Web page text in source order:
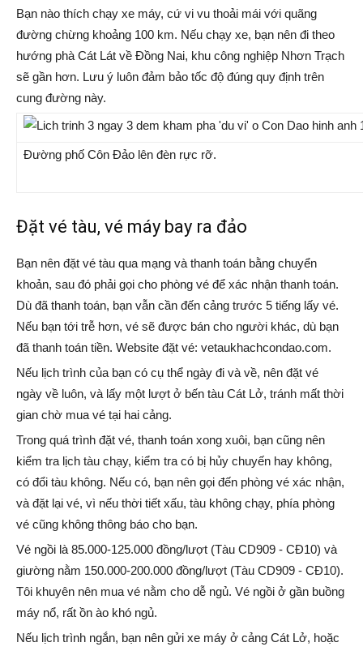
Bạn nào thích chạy xe máy, cứ vi vu thoải mái với quãng
đường chừng khoảng 100 km. Nếu chạy xe, bạn nên đi theo
hướng phà Cát Lát về Đồng Nai, khu công nghiệp Nhơn Trạch
sẽ gần hơn. Lưu ý luôn đảm bảo tốc độ đúng quy định trên
cung đường này.
Đường phố Côn Đảo lên đèn rực rỡ.
Đặt vé tàu, vé máy bay ra đảo
Bạn nên đặt vé tàu qua mạng và thanh toán bằng chuyển
khoản, sau đó phải gọi cho phòng vé để xác nhận thanh toán.
Dù đã thanh toán, bạn vẫn cần đến cảng trước 5 tiếng lấy vé.
Nếu bạn tới trễ hơn, vé sẽ được bán cho người khác, dù bạn
đã thanh toán tiền. Website đặt vé: vetaukhachcondao.com.
Nếu lịch trình của bạn có cụ thể ngày đi và về, nên đặt vé
ngày về luôn, và lấy một lượt ở bến tàu Cát Lở, tránh mất thời
gian chờ mua vé tại hai cảng.
Trong quá trình đặt vé, thanh toán xong xuôi, bạn cũng nên
kiểm tra lịch tàu chạy, kiểm tra có bị hủy chuyến hay không,
có đổi tàu không. Nếu có, bạn nên gọi đến phòng vé xác nhận,
và đặt lại vé, vì nếu thời tiết xấu, tàu không chạy, phía phòng
vé cũng không thông báo cho bạn.
Vé ngồi là 85.000-125.000 đồng/lượt (Tàu CD909 - CĐ10) và
giường nằm 150.000-200.000 đồng/lượt (Tàu CD909 - CĐ10).
Tôi khuyên nên mua vé nằm cho dễ ngủ. Vé ngồi ở gần buồng
máy nổ, rất ồn ào khó ngủ.
Nếu lịch trình ngắn, bạn nên gửi xe máy ở cảng Cát Lở, hoặc